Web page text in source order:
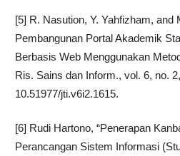
[5] R. Nasution, Y. Yahfizham, and
Pembangunan Portal Akademik
Berbasis Web Menggunakan
Ris. Sains dan Inform., vol. 6, no.
10.51977/jti.v6i2.1615.
[6] Rudi Hartono, “Penerapan
Perancangan Sistem Informasi